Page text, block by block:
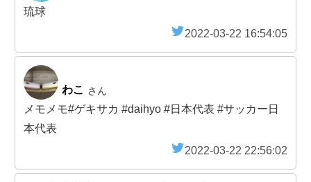
琉球
2022-03-22 16:54:05
わこ さん
メモメモ#ゲキサカ #daihyo #日本代表 #サッカー日
本代表
2022-03-22 22:56:02